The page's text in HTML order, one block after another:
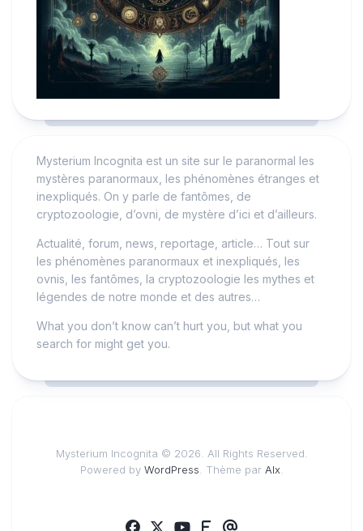
Mysterium Incognita est un site sur le paranormal les
mystères paranormaux, les phénomènes étranges et
inexpliqués. On y parle de fantômes, de
cryptozoologie, d’ovni, de mystère d’ici et d’ailleurs.
Actualité, forum, news, reportage, article… Tout sur
les phénomènes paranormaux et inexpliqués, les
ovnis, les fantômes, la cryptozoologie les mythes et
légendes de notre monde et des autres…
What you don’t know can’t hurt you, but what you
search for might get you.
Mysterium Incognita © 2026. All Rights Reserved.
Powered by WordPress . Thème par Alx